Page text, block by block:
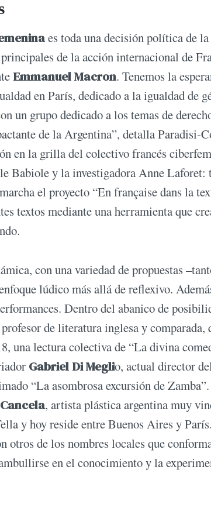
es toda una decisión política de la
de la acción internacional de
Emmanuel Macron. Tenemos la
en París, dedicado a la igualdad de
un grupo dedicado a los temas de
de la Argentina”, detalla Paradisi-
en la grilla del colectivo francés
Babiole y la investigadora Anne Laforet:
el proyecto “En française dans la
textos mediante una herramienta que
con una variedad de propuestas
lúdico más allá de reflexivo.
Dentro del abanico de
de literatura inglesa y comparada,
una lectura colectiva de “La divina
Gabriel Di Meglio, actual director
“La asombrosa excursión de
, artista plástica argentina muy
y hoy reside entre Buenos Aires y París.
otros de los nombres locales que
en el conocimiento y la